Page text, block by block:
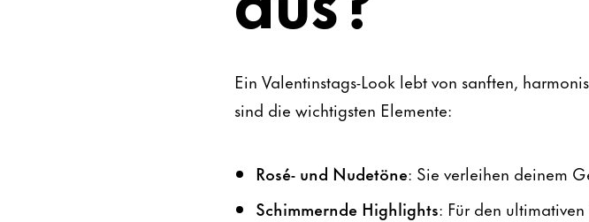
Ein Valentinstags-Look lebt von sanften,
sind die wichtigsten Elemente:
Rosé- und Nudetöne: Sie verleihen deinem
Schimmernde Highlights: Für den